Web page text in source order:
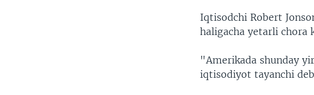
Iqtisodchi Robert
haligacha yetarli chora
"Amerikada shunday
iqtisodiyot tayanchi